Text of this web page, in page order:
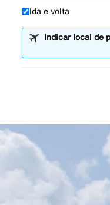
Ida e volta
Indicar local de